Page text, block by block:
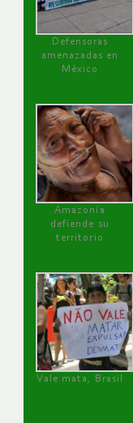
Defensoras
amenazadas en
México
Amazonía
defiende su
territorio
Vale mata, Brasil